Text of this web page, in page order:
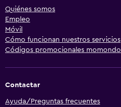
Quiénes somos
Empleo
Móvil
Cómo funcionan nuestros servicios
Códigos promocionales momondo
Contactar
Ayuda/Preguntas frecuentes